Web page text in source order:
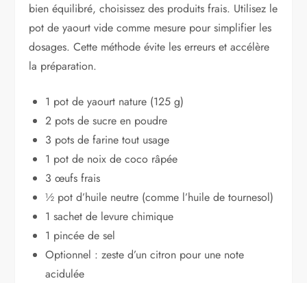
bien équilibré, choisissez des produits frais. Utilisez le
pot de yaourt vide comme mesure pour simplifier les
dosages. Cette méthode évite les erreurs et accélère
la préparation.
1 pot de yaourt nature (125 g)
2 pots de sucre en poudre
3 pots de farine tout usage
1 pot de noix de coco râpée
3 œufs frais
½ pot d’huile neutre (comme l’huile de tournesol)
1 sachet de levure chimique
1 pincée de sel
Optionnel : zeste d’un citron pour une note
acidulée